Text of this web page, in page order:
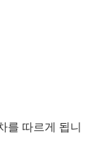
를 따르게 됩니